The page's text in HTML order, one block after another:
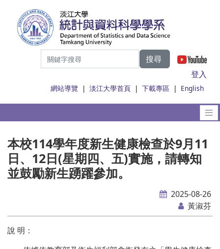
搜尋
登入
網站導覽 |淡江大學首頁 |下載專區 | English
本校114學年度新生健康檢查於9月11
日、12日(星期四、五)實施，請轉知
並鼓勵新生踴躍參加。
2025-08-26
黃淑芬
說 明：